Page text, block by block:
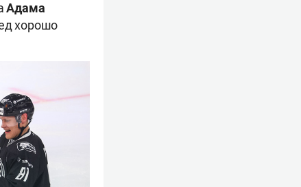
Адама
хорошо